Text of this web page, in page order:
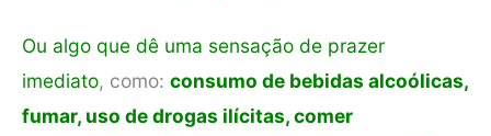
Ou algo que dê uma sensação de prazer
imediato, como: consumo de bebidas alcoólicas,
fumar, uso de drogas ilícitas, comer